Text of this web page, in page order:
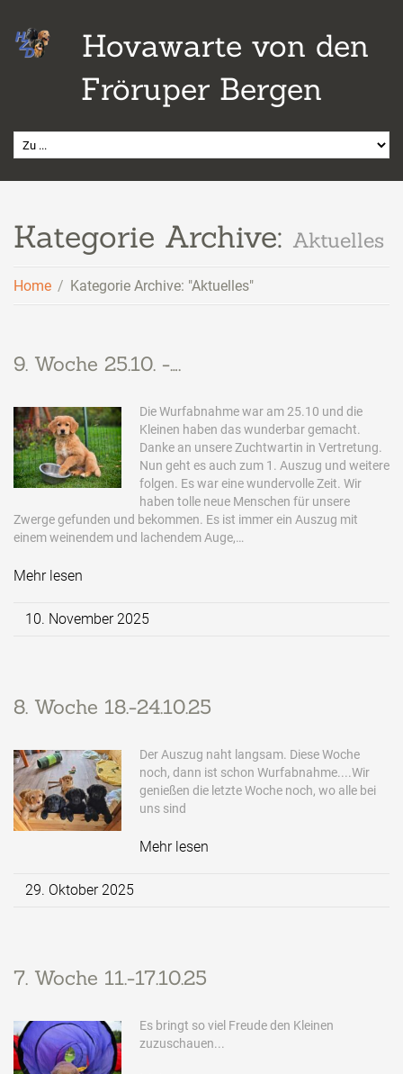
Hovawarte von den
Fröruper Bergen
Kategorie Archive: Aktuelles
Home Kategorie Archive: "Aktuelles"
9. Woche 25.10. -….
Die Wurfabnahme war am 25.10 und die
Kleinen haben das wunderbar gemacht.
Danke an unsere Zuchtwartin in Vertretung.
Nun geht es auch zum 1. Auszug und weitere
folgen. Es war eine wundervolle Zeit. Wir
haben tolle neue Menschen für unsere
Zwerge gefunden und bekommen. Es ist immer ein Auszug mit
einem weinendem und lachendem Auge,…
Mehr lesen
10. November 2025
8. Woche 18.-24.10.25
Der Auszug naht langsam. Diese Woche
noch, dann ist schon Wurfabnahme....Wir
genießen die letzte Woche noch, wo alle bei
uns sind
Mehr lesen
29. Oktober 2025
7. Woche 11.-17.10.25
Es bringt so viel Freude den Kleinen
zuzuschauen...